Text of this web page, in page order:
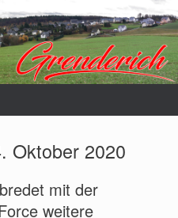
Oktober 2020
mit der
weitere